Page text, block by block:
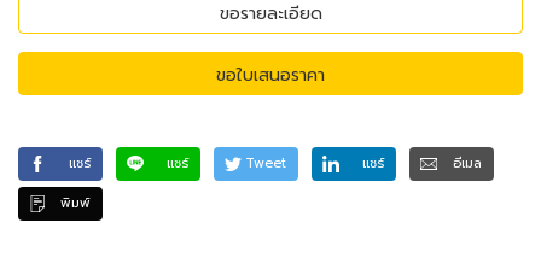
ขอรายละเอียด
ขอใบเสนอราคา
แชร์ แชร์ Tweet แชร์
อีเมล
พิมพ์